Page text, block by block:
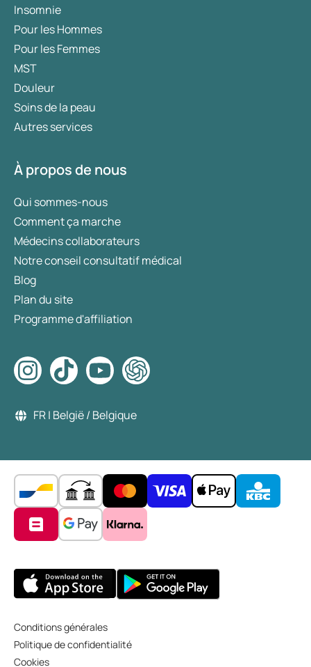
Insomnie
Pour les Hommes
Pour les Femmes
MST
Douleur
Soins de la peau
Autres services
À propos de nous
Qui sommes-nous
Comment ça marche
Médecins collaborateurs
Notre conseil consultatif médical
Blog
Plan du site
Programme d'affiliation
FR | België / Belgique
Conditions générales
Politique de confidentialité
Cookies